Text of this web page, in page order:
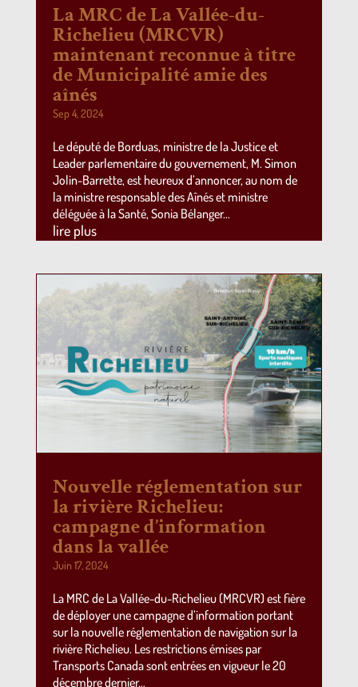
La MRC de La Vallée-du-
Richelieu (MRCVR)
maintenant reconnue à titre
de Municipalité amie des
aînés
Sep 4, 2024
Le député de Borduas, ministre de la Justice et
Leader parlementaire du gouvernement, M. Simon
Jolin-Barrette, est heureux d’annoncer, au nom de
la ministre responsable des Aînés et ministre
déléguée à la Santé, Sonia Bélanger…
lire plus
Nouvelle réglementation sur
la rivière Richelieu:
campagne d’information
dans la vallée
Juin 17, 2024
La MRC de La Vallée-du-Richelieu (MRCVR) est fière
de déployer une campagne d’information portant
sur la nouvelle réglementation de navigation sur la
rivière Richelieu. Les restrictions émises par
Transports Canada sont entrées en vigueur le 20
décembre dernier…